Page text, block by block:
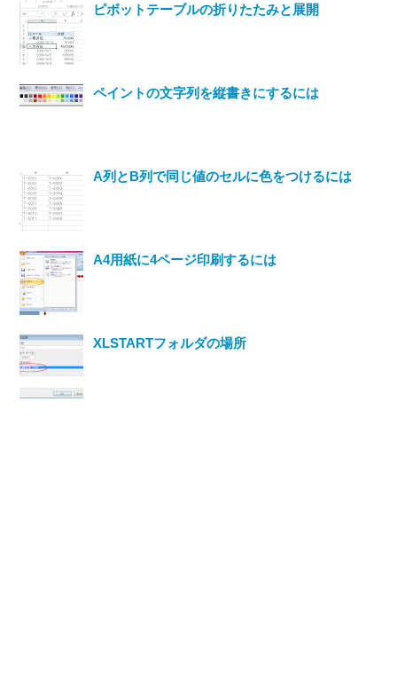
ピボットテーブルの折りたたみと展開
ペイントの文字列を縦書きにするには
A列とB列で同じ値のセルに色をつけるには
A4用紙に4ページ印刷するには
XLSTARTフォルダの場所